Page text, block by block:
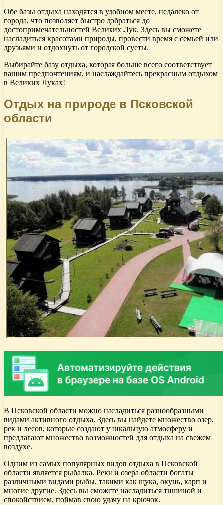
Обе базы отдыха находятся в удобном месте, недалеко от
города, что позволяет быстро добраться до
достопримечательностей Великих Лук. Здесь вы сможете
насладиться красотами природы, провести время с семьей или
друзьями и отдохнуть от городской суеты.
Выбирайте базу отдыха, которая больше всего соответствует
вашим предпочтениям, и наслаждайтесь прекрасным отдыхом
в Великих Луках!
Отдых на природе в Псковской
области
В Псковской области можно насладиться разнообразными
видами активного отдыха. Здесь вы найдете множество озер,
рек и лесов, которые создают уникальную атмосферу и
предлагают множество возможностей для отдыха на свежем
воздухе.
Одним из самых популярных видов отдыха в Псковской
области является рыбалка. Реки и озера области богаты
различными видами рыбы, такими как щука, окунь, карп и
многие другие. Здесь вы сможете насладиться тишиной и
спокойствием, поймав свою удачу на крючок.